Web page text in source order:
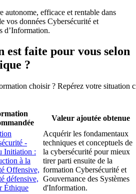
autonome, efficace et rentable dans
vos données Cybersécurité et
d’Information.
est faite pour vous selon
?
choisir ? Repérez votre situation
Valeur ajoutée obtenue
-
Initiation :
à la
Offensive,
défensive,
Éthique
Acquérir les fondamentaux
techniques et conceptuels de
la cybersécurité pour mieux
tirer parti ensuite de la
formation Cybersécurité et
Gouvernance des Systèmes
d'Information.